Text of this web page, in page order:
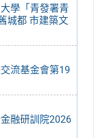
學「青發署青
城都 市建築文
流基金會第19
融研訓院2026